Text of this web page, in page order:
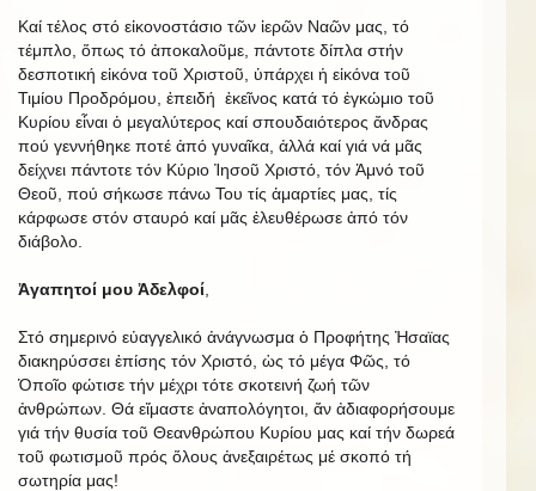
Καί τέλος στό εἰκονοστάσιο τῶν ἱερῶν Ναῶν μας, τό
τέμπλο, ὅπως τό ἀποκαλοῦμε, πάντοτε δίπλα στήν
δεσποτική εἰκόνα τοῦ Χριστοῦ, ὑπάρχει ἡ εἰκόνα τοῦ
Τιμίου Προδρόμου, ἐπειδή ἐκεῖνος κατά τό ἐγκώμιο τοῦ
Κυρίου εἶναι ὁ μεγαλύτερος καί σπουδαιότερος ἄνδρας
πού γεννήθηκε ποτέ ἀπό γυναῖκα, ἀλλά καί γιά νά μᾶς
δείχνει πάντοτε τόν Κύριο Ἰησοῦ Χριστό, τόν Ἀμνό τοῦ
Θεοῦ, πού σήκωσε πάνω Του τίς ἁμαρτίες μας, τίς
κάρφωσε στόν σταυρό καί μᾶς ἐλευθέρωσε ἀπό τόν
διάβολο.
Ἀγαπητοί μου Ἀδελφοί
Στό σημερινό εὐαγγελικό ἀνάγνωσμα ὁ Προφήτης Ἠσαϊας
διακηρύσσει ἐπίσης τόν Χριστό, ὡς τό μέγα Φῶς, τό
Ὁποῖο φώτισε τήν μέχρι τότε σκοτεινή ζωή τῶν
ἀνθρώπων. Θά εἴμαστε ἀναπολόγητοι, ἄν ἀδιαφορήσουμε
γιά τήν θυσία τοῦ Θεανθρώπου Κυρίου μας καί τήν δωρεά
τοῦ φωτισμοῦ πρός ὅλους ἀνεξαιρέτως μέ σκοπό τή
σωτηρία μας!